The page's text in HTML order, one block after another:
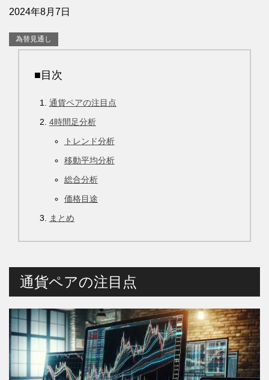
2024年8月7日
為替見通し
■目次
通貨ペアの注目点
4時間足分析
トレンド分析
移動平均分析
総合分析
価格目途
まとめ
通貨ペアの注目点